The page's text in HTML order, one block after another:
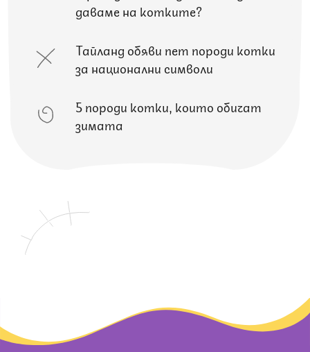
даваме на котките?
Тайланд обяви пет породи котки
за национални символи
5 породи котки, които обичат
зимата